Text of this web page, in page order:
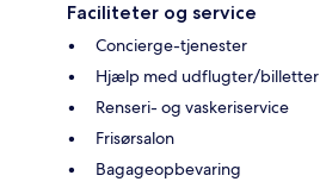
Faciliteter og service
Concierge-tjenester
Hjælp med udflugter/billetter
Renseri- og vaskeriservice
Frisørsalon
Bagageopbevaring